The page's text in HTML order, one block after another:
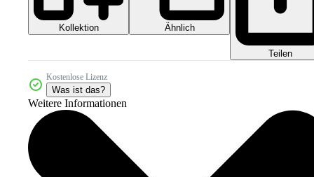
Kollektion Ähnlich
Teilen
Kostenlose Lizenz
Was ist das?
Weitere Informationen